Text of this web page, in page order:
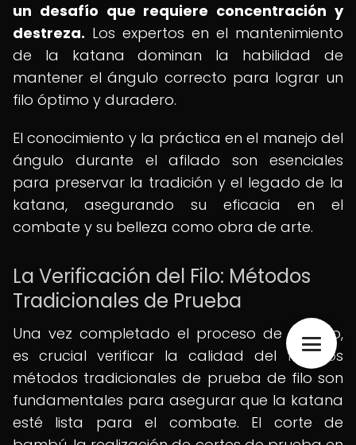
un desafío que requiere concentración y
destreza. Los expertos en el mantenimiento
de la katana dominan la habilidad de
mantener el ángulo correcto para lograr un
filo óptimo y duradero.
El conocimiento y la práctica en el manejo del
ángulo durante el afilado son esenciales
para preservar la tradición y el legado de la
katana, asegurando su eficacia en el
combate y su belleza como obra de arte.
La Verificación del Filo: Métodos
Tradicionales de Prueba
Una vez completado el proceso de afilado,
es crucial verificar la calidad del filo. Los
métodos tradicionales de prueba de filo son
fundamentales para asegurar que la katana
esté lista para el combate. El corte de